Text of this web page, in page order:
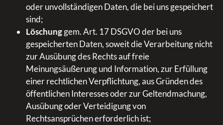
oder unvollständigen Daten, die bei uns gespeichert
sind;
Löschunggem. Art. 17 DSGVO der bei uns
gespeicherten Daten, soweit die Verarbeitung nicht
zur Ausübung des Rechts auf freie
Meinungsäußerung und Information, zur Erfüllung
einer rechtlichen Verpflichtung, aus Gründen des
öffentlichen Interesses oder zur Geltendmachung,
Ausübung oder Verteidigung von
Rechtsansprüchen erforderlich ist;